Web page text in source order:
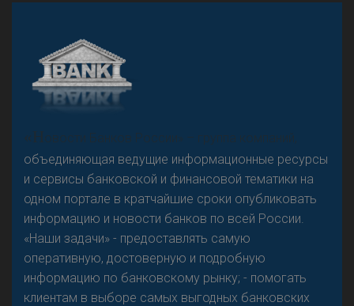
Резкого разворота на рынке автокредитов не
предвидится - «Интервью»
«Н
овости Банков России» – группа компаний,
объединяющая ведущие информационные ресурсы
и сервисы банковской и финансовой тематики на
одном портале в кратчайшие сроки опубликовать
информацию и новости банков по всей России.
«Наши задачи» - предоставлять самую
оперативную, достоверную и подробную
информацию по банковскому рынку; - помогать
клиентам в выборе самых выгодных банковских